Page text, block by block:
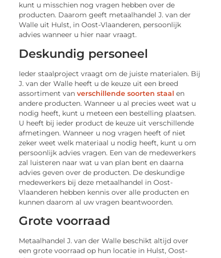
kunt u misschien nog vragen hebben over de
producten. Daarom geeft metaalhandel J. van der
Walle uit Hulst, in Oost-Vlaanderen, persoonlijk
advies wanneer u hier naar vraagt.
Deskundig personeel
Ieder staalproject vraagt om de juiste materialen. Bij
J. van der Walle heeft u de keuze uit een breed
assortiment vanverschillende soorten staalen
andere producten. Wanneer u al precies weet wat u
nodig heeft, kunt u meteen een bestelling plaatsen.
U heeft bij ieder product de keuze uit verschillende
afmetingen. Wanneer u nog vragen heeft of niet
zeker weet welk materiaal u nodig heeft, kunt u om
persoonlijk advies vragen. Een van de medewerkers
zal luisteren naar wat u van plan bent en daarna
advies geven over de producten. De deskundige
medewerkers bij deze metaalhandel in Oost-
Vlaanderen hebben kennis over alle producten en
kunnen daarom al uw vragen beantwoorden.
Grote voorraad
Metaalhandel J. van der Walle beschikt altijd over
een grote voorraad op hun locatie in Hulst, Oost-